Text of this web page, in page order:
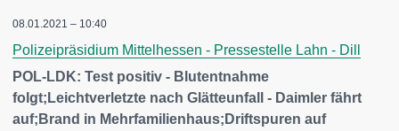
08.01.2021 – 10:40
Polizeipräsidium Mittelhessen - Pressestelle Lahn - Dill
POL-LDK: Test positiv - Blutentnahme
folgt;Leichtverletzte nach Glätteunfall - Daimler fährt
auf;Brand in Mehrfamilienhaus;Driftspuren auf